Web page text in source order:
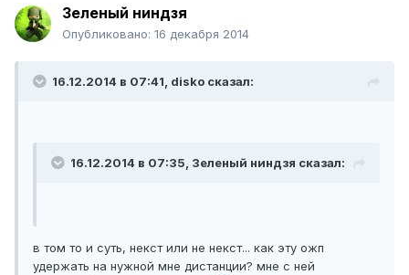
Зеленый ниндзя
Опубликовано: 16 декабря 2014
16.12.2014 в 07:41, disko сказал:
16.12.2014 в 07:35, Зеленый ниндзя сказал:
в том то и суть, некст или не некст... как эту ожп
удержать на нужной мне дистанции? мне с ней